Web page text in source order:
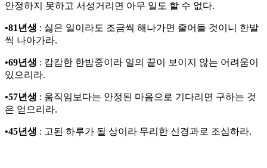
안정하지 못하고 서성거리면 아무 일도 할 수 없다.
•81년생 : 싫은 일이라도 조금씩 해나가면 줄어들 것이니 한발
씩 나아가라.
•69년생 : 캄캄한 한밤중이라 일의 끝이 보이지 않는 어려움이
있으리라.
•57년생 : 움직임보다는 안정된 마음으로 기다리면 구하는 것
은 얻으리라.
•45년생 : 고된 하루가 될 상이라 무리한 신경과로 조심하라.